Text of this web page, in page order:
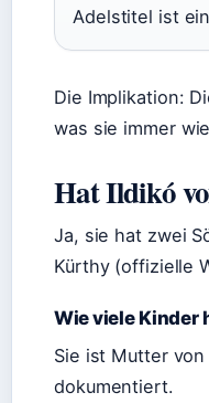
Adelstitel ist
Die Implikation:
was sie immer
Hat Ildikó
Ja, sie hat zwei
Kürthy (offizielle
Wie viele Kinder
Sie ist Mutter
dokumentiert.